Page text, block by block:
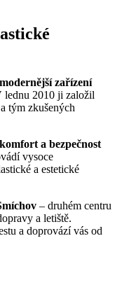
zařízení
lednu 2010 ji založil
tým zkušených
a bezpečnost
vysoce
a estetické
– druhém centru
a letiště.
a doprovází vás od